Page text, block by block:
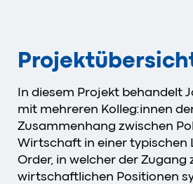
In diesem Projekt behandelt
mit mehreren Kolleg:innen
Zusammenhang zwischen
Wirtschaft in einer typischen
Order, in welcher der Zugang
wirtschaftlichen Positionen